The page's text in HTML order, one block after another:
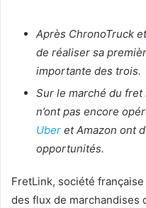
Après ChronoTruck
de réaliser sa
importante des trois.
Sur le marché du
n’ont pas encore
Uber et Amazon ont
opportunités.
FretLink, société
des flux de marchandises